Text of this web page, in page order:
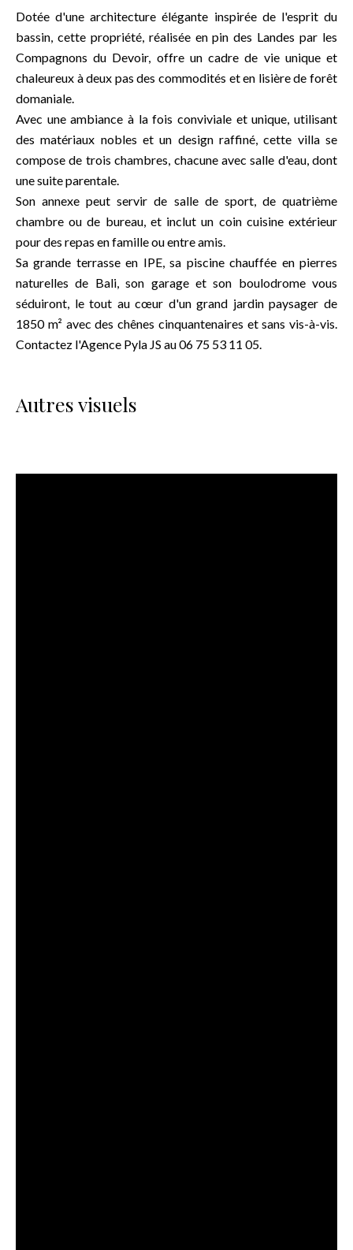
Dotée d'une architecture élégante inspirée de l'esprit du
bassin, cette propriété, réalisée en pin des Landes par les
Compagnons du Devoir, offre un cadre de vie unique et
chaleureux à deux pas des commodités et en lisière de forêt
domaniale.
Avec une ambiance à la fois conviviale et unique, utilisant
des matériaux nobles et un design raffiné, cette villa se
compose de trois chambres, chacune avec salle d'eau, dont
une suite parentale.
Son annexe peut servir de salle de sport, de quatrième
chambre ou de bureau, et inclut un coin cuisine extérieur
pour des repas en famille ou entre amis.
Sa grande terrasse en IPE, sa piscine chauffée en pierres
naturelles de Bali, son garage et son boulodrome vous
séduiront, le tout au cœur d'un grand jardin paysager de
1850 m² avec des chênes cinquantenaires et sans vis-à-vis.
Contactez l'Agence Pyla JS au 06 75 53 11 05.
Autres visuels